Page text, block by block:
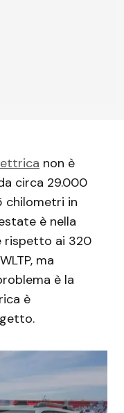
non è
circa 29.000
chilometri in
è nella
rispetto ai 320
ma
è la
è